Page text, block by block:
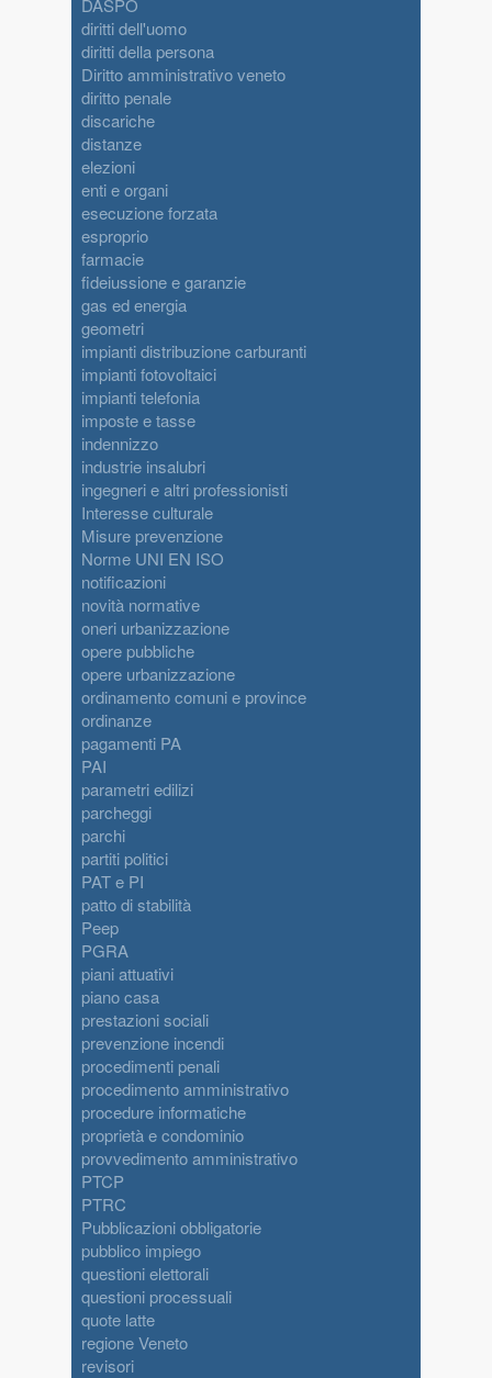
DASPO
diritti dell'uomo
diritti della persona
Diritto amministrativo veneto
diritto penale
discariche
distanze
elezioni
enti e organi
esecuzione forzata
esproprio
farmacie
fideiussione e garanzie
gas ed energia
geometri
impianti distribuzione carburanti
impianti fotovoltaici
impianti telefonia
imposte e tasse
indennizzo
industrie insalubri
ingegneri e altri professionisti
Interesse culturale
Misure prevenzione
Norme UNI EN ISO
notificazioni
novità normative
oneri urbanizzazione
opere pubbliche
opere urbanizzazione
ordinamento comuni e province
ordinanze
pagamenti PA
PAI
parametri edilizi
parcheggi
parchi
partiti politici
PAT e PI
patto di stabilità
Peep
PGRA
piani attuativi
piano casa
prestazioni sociali
prevenzione incendi
procedimenti penali
procedimento amministrativo
procedure informatiche
proprietà e condominio
provvedimento amministrativo
PTCP
PTRC
Pubblicazioni obbligatorie
pubblico impiego
questioni elettorali
questioni processuali
quote latte
regione Veneto
revisori